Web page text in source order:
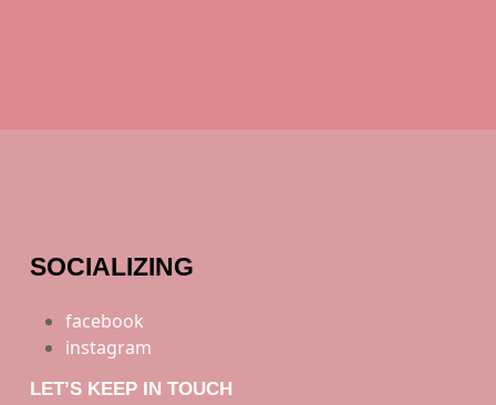
SOCIALIZING
facebook
instagram
LET’S KEEP IN TOUCH